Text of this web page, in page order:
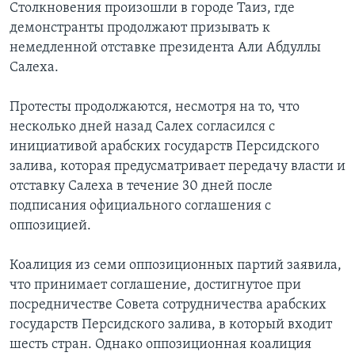
Столкновения произошли в городе Таиз, где
демонстранты продолжают призывать к
немедленной отставке президента Али Абдуллы
Салеха.
Протесты продолжаются, несмотря на то, что
несколько дней назад Салех согласился с
инициативой арабских государств Персидского
залива, которая предусматривает передачу власти и
отставку Салеха в течение 30 дней после
подписания официального соглашения с
оппозицией.
Коалиция из семи оппозиционных партий заявила,
что принимает соглашение, достигнутое при
посредничестве Совета сотрудничества арабских
государств Персидского залива, в который входит
шесть стран. Однако оппозиционная коалиция